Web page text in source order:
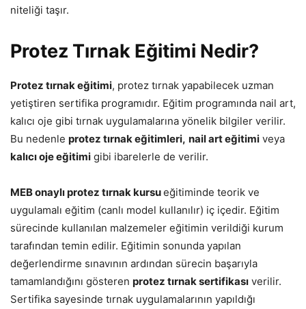
niteliği taşır.
Protez Tırnak Eğitimi Nedir?
Protez tırnak eğitimi, protez tırnak yapabilecek uzman
yetiştiren sertifika programıdır. Eğitim programında nail art,
kalıcı oje gibi tırnak uygulamalarına yönelik bilgiler verilir.
Bu nedenle protez tırnak eğitimleri, nail art eğitimi veya
kalıcı oje eğitimi gibi ibarelerle de verilir.
MEB onaylı protez tırnak kursueğitiminde teorik ve
uygulamalı eğitim (canlı model kullanılır) iç içedir. Eğitim
sürecinde kullanılan malzemeler eğitimin verildiği kurum
tarafından temin edilir. Eğitimin sonunda yapılan
değerlendirme sınavının ardından sürecin başarıyla
tamamlandığını gösteren protez tırnak sertifikası verilir.
Sertifika sayesinde tırnak uygulamalarının yapıldığı